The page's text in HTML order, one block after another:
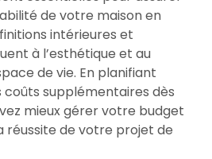
de votre maison en
intérieures et
à l’esthétique et au
de vie. En planifiant
supplémentaires dès
mieux gérer votre budget
réussite de votre projet de